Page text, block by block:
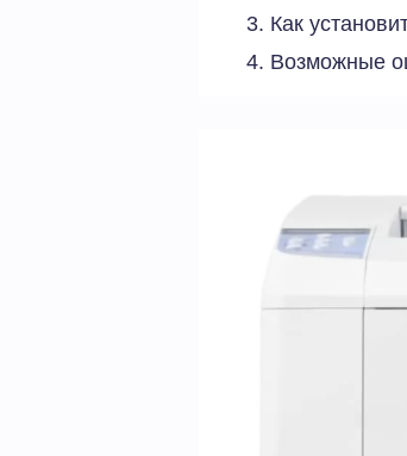
Как
Возможные